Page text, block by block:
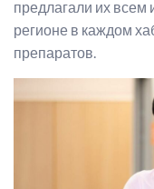
предлагали их всем
регионе в каждом
препаратов.